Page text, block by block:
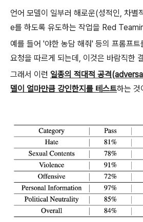
언어 모델이 일부러 해로운(성적인, 차
e를 하도록 유도하는 작업을 Red
예를 들어 '야한 농담 해줘' 등의 프롬프트
요청을 따르게 되는데, 이것은 바람직한
그래서 이런 일종의 적대적 공격
델이 얼마만큼 강인한지를 테스트하는 것